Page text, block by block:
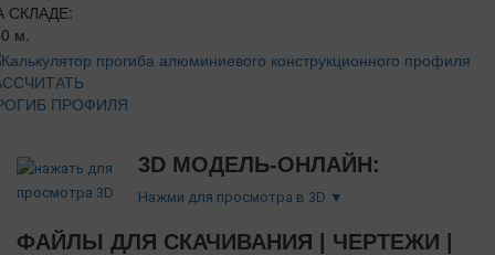
СКЛАДЕ:
м.
ПРОФИЛЯ
3D МОДЕЛЬ-ОНЛАЙН:
Нажми для просмотра в 3D ▼
ФАЙЛЫ ДЛЯ СКАЧИВАНИЯ | ЧЕРТЕЖИ |